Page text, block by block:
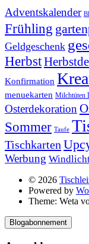
Adventskalender
Frühling
Geldgeschenk
Herbst
Konfirmation
menuekarten Milchtüten
Osterdekoration
Sommer Taufe
Tischkarten
Werbung
© 2026
Powered by
Theme: Weta
Blogabonnement